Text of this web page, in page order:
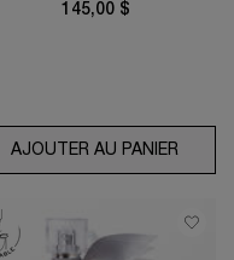
145,00 $
AJOUTER AU PANIERIDÔLE